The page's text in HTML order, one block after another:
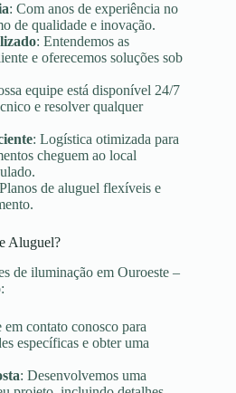
: Com anos de experiência no
de qualidade e inovação.
: Entendemos as
e oferecemos soluções sob
equipe está disponível 24/7
e resolver qualquer
: Logística otimizada para
cheguem ao local
de aluguel flexíveis e
Aluguel?
de iluminação em Ouroeste –
em contato conosco para
específicas e obter uma
: Desenvolvemos uma